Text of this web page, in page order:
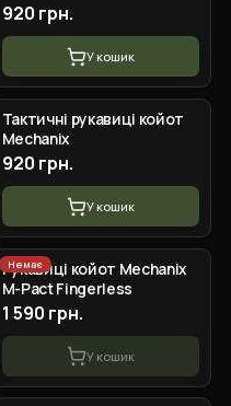
920 грн.
У кошик
Тактичні рукавиці койот
Mechanix
920 грн.
У кошик
Немає
Рукавиці койот Mechanix
M-Pact Fingerless
1 590 грн.
У кошик